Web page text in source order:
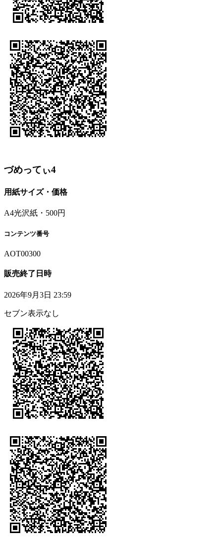
づめってぃ4
用紙サイズ・価格
A4光沢紙・500円
コンテンツ番号
AOT00300
販売終了日時
2026年9月3日 23:59
セブン表示なし